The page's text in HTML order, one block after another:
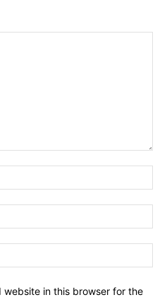
website in this browser for the